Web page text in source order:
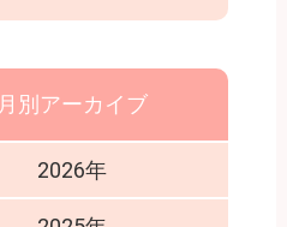
月別アーカイブ
2026年